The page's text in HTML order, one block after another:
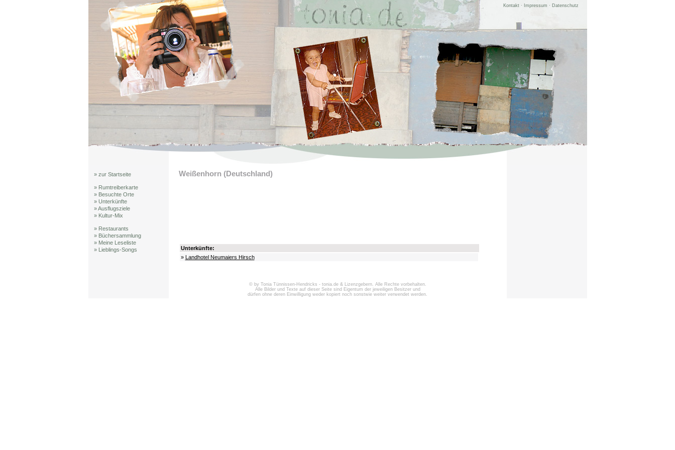
Kontakt· Impressum · Datenschutz
» zur Startseite
» Rumtreiberkarte
» Besuchte Orte
» Unterkünfte
» Ausflugsziele
» Kultur-Mix
» Restaurants
» Büchersammlung
» Meine Leseliste
» Lieblings-Songs
Weißenhorn (Deutschland)
Unterkünfte:
» Landhotel Neumaiers Hirsch
© by Tonia Tünnissen-Hendricks - tonia.de & Lizenzgebern. Alle Rechte vorbehalten.
Alle Bilder und Texte auf dieser Seite sind Eigentum der jeweiligen Besitzer und
dürfen ohne deren Einwilligung weder kopiert noch sonstwie weiter verwendet werden.